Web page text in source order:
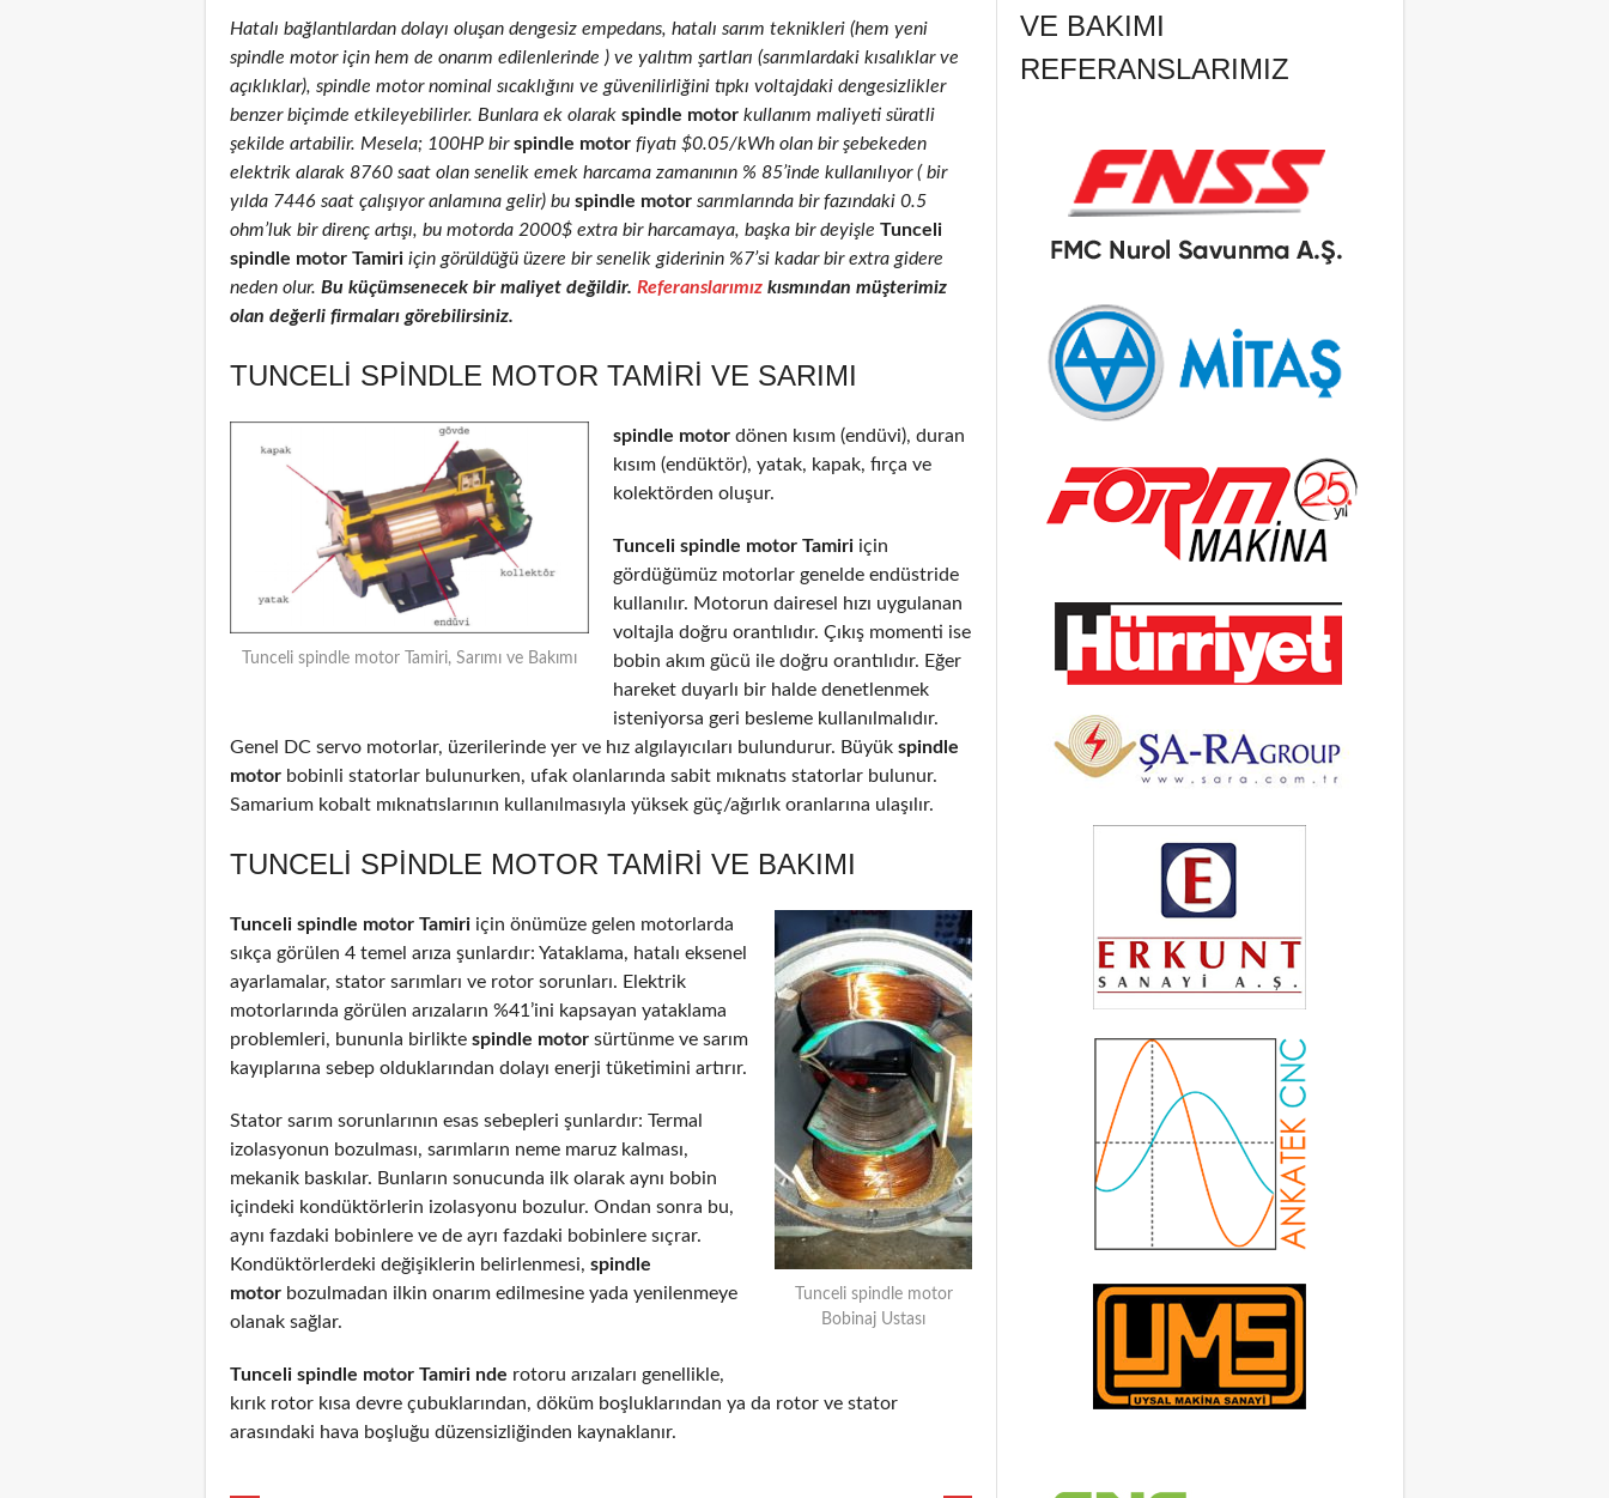
Hatalı bağlantılardan dolayı oluşan dengesiz empedans, hatalı sarım teknikleri (hem yeni
spindle motor için hem de onarım edilenlerinde ) ve yalıtım şartları (sarımlardaki kısalıklar ve
açıklıklar), spindle motor nominal sıcaklığını ve güvenilirliğini tıpkı voltajdaki dengesizlikler
benzer biçimde etkileyebilirler. Bunlara ek olarak spindle motor kullanım maliyeti süratli
şekilde artabilir. Mesela; 100HP birspindle motor fiyatı $0.05/kWh olan bir şebekeden
elektrik alarak 8760 saat olan senelik emek harcama zamanının % 85’inde kullanılıyor ( bir
yılda 7446 saat çalışıyor anlamına gelir) bu spindle motor sarımlarında bir fazındaki 0.5
ohm’luk bir direnç artışı, bu motorda 2000$ extra bir harcamaya, başka bir deyişle Tunceli
spindle motor Tamiri için görüldüğü üzere bir senelik giderinin %7’si kadar bir extra gidere
neden olur. Bu küçümsenecek bir maliyet değildir. Referanslarımız kısmından müşterimiz
olan değerli firmaları görebilirsiniz.
TUNCELI SPINDLE MOTOR TAMIRI VE SARIMI
Tunceli spindle motor Tamiri, Sarımı ve Bakımı
spindle motor dönen kısım (endüvi), duran
kısım (endüktör), yatak, kapak, fırça ve
kolektörden oluşur.
Tunceli spindle motor Tamiri için
gördüğümüz motorlar genelde endüstride
kullanılır. Motorun dairesel hızı uygulanan
voltajla doğru orantılıdır. Çıkış momenti ise
bobin akım gücü ile doğru orantılıdır. Eğer
hareket duyarlı bir halde denetlenmek
isteniyorsa geri besleme kullanılmalıdır.
Genel DC servo motorlar, üzerilerinde yer ve hız algılayıcıları bulundurur. Büyük spindle
motor bobinli statorlar bulunurken, ufak olanlarında sabit mıknatıs statorlar bulunur.
Samarium kobalt mıknatıslarının kullanılmasıyla yüksek güç/ağırlık oranlarına ulaşılır.
TUNCELI SPINDLE MOTOR TAMIRI VE BAKIMI
Tunceli spindle motor
Bobinaj Ustası
Tunceli spindle motor Tamiri için önümüze gelen motorlarda
sıkça görülen 4 temel arıza şunlardır: Yataklama, hatalı eksenel
ayarlamalar, stator sarımları ve rotor sorunları. Elektrik
motorlarında görülen arızaların %41’ini kapsayan yataklama
problemleri, bununla birlikte spindle motor sürtünme ve sarım
kayıplarına sebep olduklarından dolayı enerji tüketimini artırır.
Stator sarım sorunlarının esas sebepleri şunlardır: Termal
izolasyonun bozulması, sarımların neme maruz kalması,
mekanik baskılar. Bunların sonucunda ilk olarak aynı bobin
içindeki kondüktörlerin izolasyonu bozulur. Ondan sonra bu,
aynı fazdaki bobinlere ve de ayrı fazdaki bobinlere sıçrar.
Kondüktörlerdeki değişiklerin belirlenmesi, spindle
motor bozulmadan ilkin onarım edilmesine yada yenilenmeye
olanak sağlar.
Tunceli spindle motor Tamiri nde rotoru arızaları genellikle,
kırık rotor kısa devre çubuklarından, döküm boşluklarından ya da rotor ve stator
arasındaki hava boşluğu düzensizliğinden kaynaklanır.
VE BAKIMI
REFERANSLARIMIZ